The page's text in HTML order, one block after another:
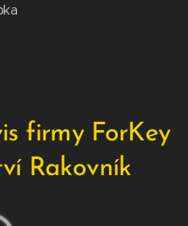
firmy ForKey
Rakovník